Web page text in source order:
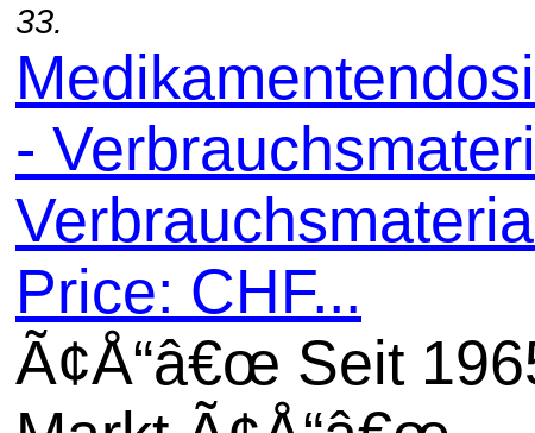
33.
-
Price: CHF...
Ã¢Å“â€œ Seit